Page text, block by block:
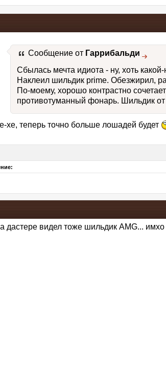
Сообщение от Гаррибальди
Сбылась мечта идиота - ну, хоть какой-
Наклеил шильдик prime. Обезжирил,
По-моему, хорошо контрастно
противотуманный фонарь. Шильдик
хе, теперь точно больше лошадей будет
дастере видел тоже шильдик AMG... имхо